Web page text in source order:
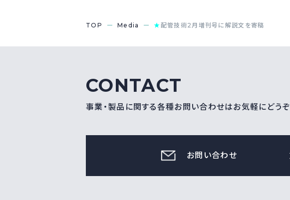
TOP Media ★配管技術2月増刊号に解説文を寄稿
CONTACT
事業・製品に関する各種お問い合わせはお気軽にどうぞ
お問い合わせ